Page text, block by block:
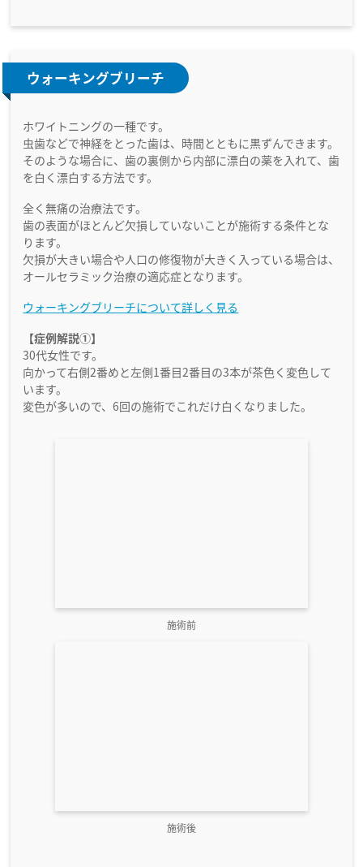
ウォーキングブリーチ
ホワイトニングの一種です。
虫歯などで神経をとった歯は、時間とともに黒ずんできます。
そのような場合に、歯の裏側から内部に漂白の薬を入れて、歯
を白く漂白する方法です。
全く無痛の治療法です。
歯の表面がほとんど欠損していないことが施術する条件とな
ります。
欠損が大きい場合や人口の修復物が大きく入っている場合は、
オールセラミック治療の適応症となります。
ウォーキングブリーチについて詳しく見る
【症例解説①】
30代女性です。
向かって右側2番めと左側1番目2番目の3本が茶色く変色して
います。
変色が多いので、6回の施術でこれだけ白くなりました。
施術前
施術後